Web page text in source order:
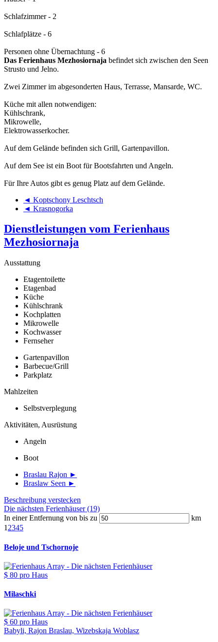
Schlafzimmer - 2
Schlafplätze - 6
Personen ohne Übernachtung - 6
Das Ferienhaus Mezhosiornaja befindet sich zwischen den Seen
Strusto und Jelno.
Zwei Zimmer im abgesonderten Haus, Terrasse, Mansarde, WC.
Küche mit allen notwendigen:
Kühlschrank,
Mikrowelle,
Elektrowasserkocher.
Auf dem Gelände befinden sich Grill, Gartenpavillon.
Auf dem See ist ein Boot für Bootsfahrten und Angeln.
Für Ihre Autos gibt es genug Platz auf dem Gelände.
◄ Koptschony Leschtsch
◄ Krasnogorka
Dienstleistungen vom Ferienhaus
Mezhosiornaja
Ausstattung
Etagentoilette
Etagenbad
Küche
Kühlschrank
Kochplatten
Mikrowelle
Kochwasser
Fernseher
Gartenpavillon
Barbecue/Grill
Parkplatz
Mahlzeiten
Selbstverplegung
Aktivitäten, Ausrüstung
Angeln
Boot
Braslau Rajon ►
Braslaw Seen ►
Beschreibung verstecken
Die nächsten Ferienhäuser (19)
In einer Entfernung von bis zu
km
1 2345
Beloje und Tschornoje
$ 80 pro Haus
Milaschki
$ 60 pro Haus
Babyli, Rajon Braslau, Wizebskaja Woblasz